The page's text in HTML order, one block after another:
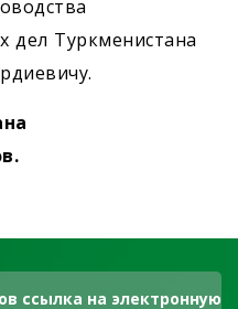
дел Туркменистана
ссылка на электронную